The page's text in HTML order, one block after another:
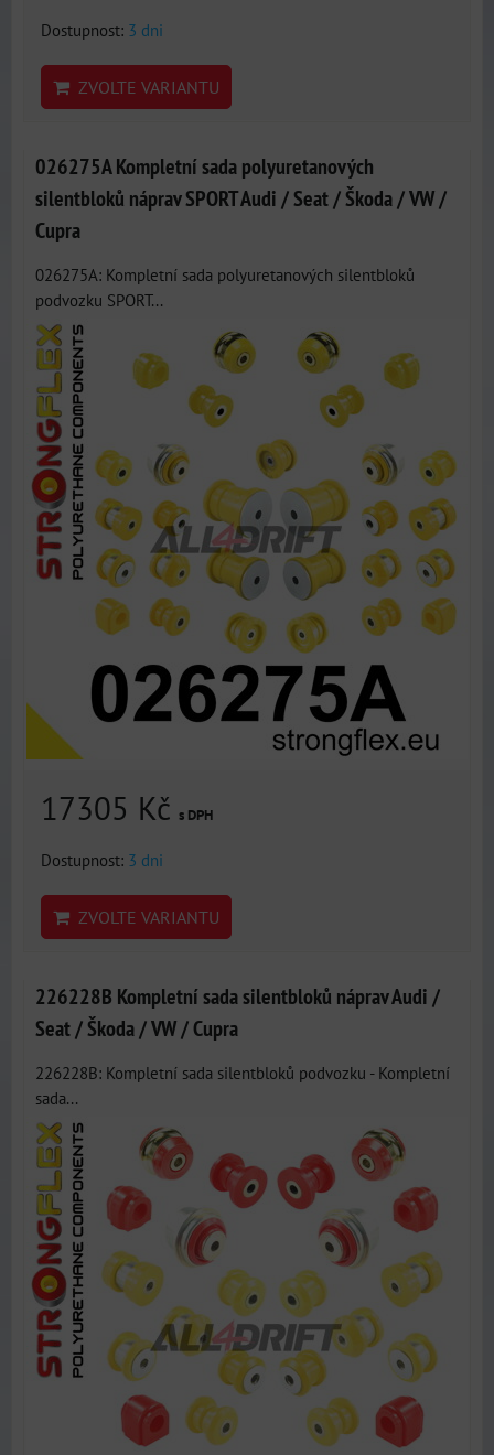
Dostupnost: 3 dni
ZVOLTE VARIANTU
026275A Kompletní sada polyuretanových
silentbloků náprav SPORT Audi / Seat / Škoda / VW /
Cupra
026275A: Kompletní sada polyuretanových silentbloků
podvozku SPORT...
17305 Kč s DPH
Dostupnost: 3 dni
ZVOLTE VARIANTU
226228B Kompletní sada silentbloků náprav Audi /
Seat / Škoda / VW / Cupra
226228B: Kompletní sada silentbloků podvozku - Kompletní
sada...